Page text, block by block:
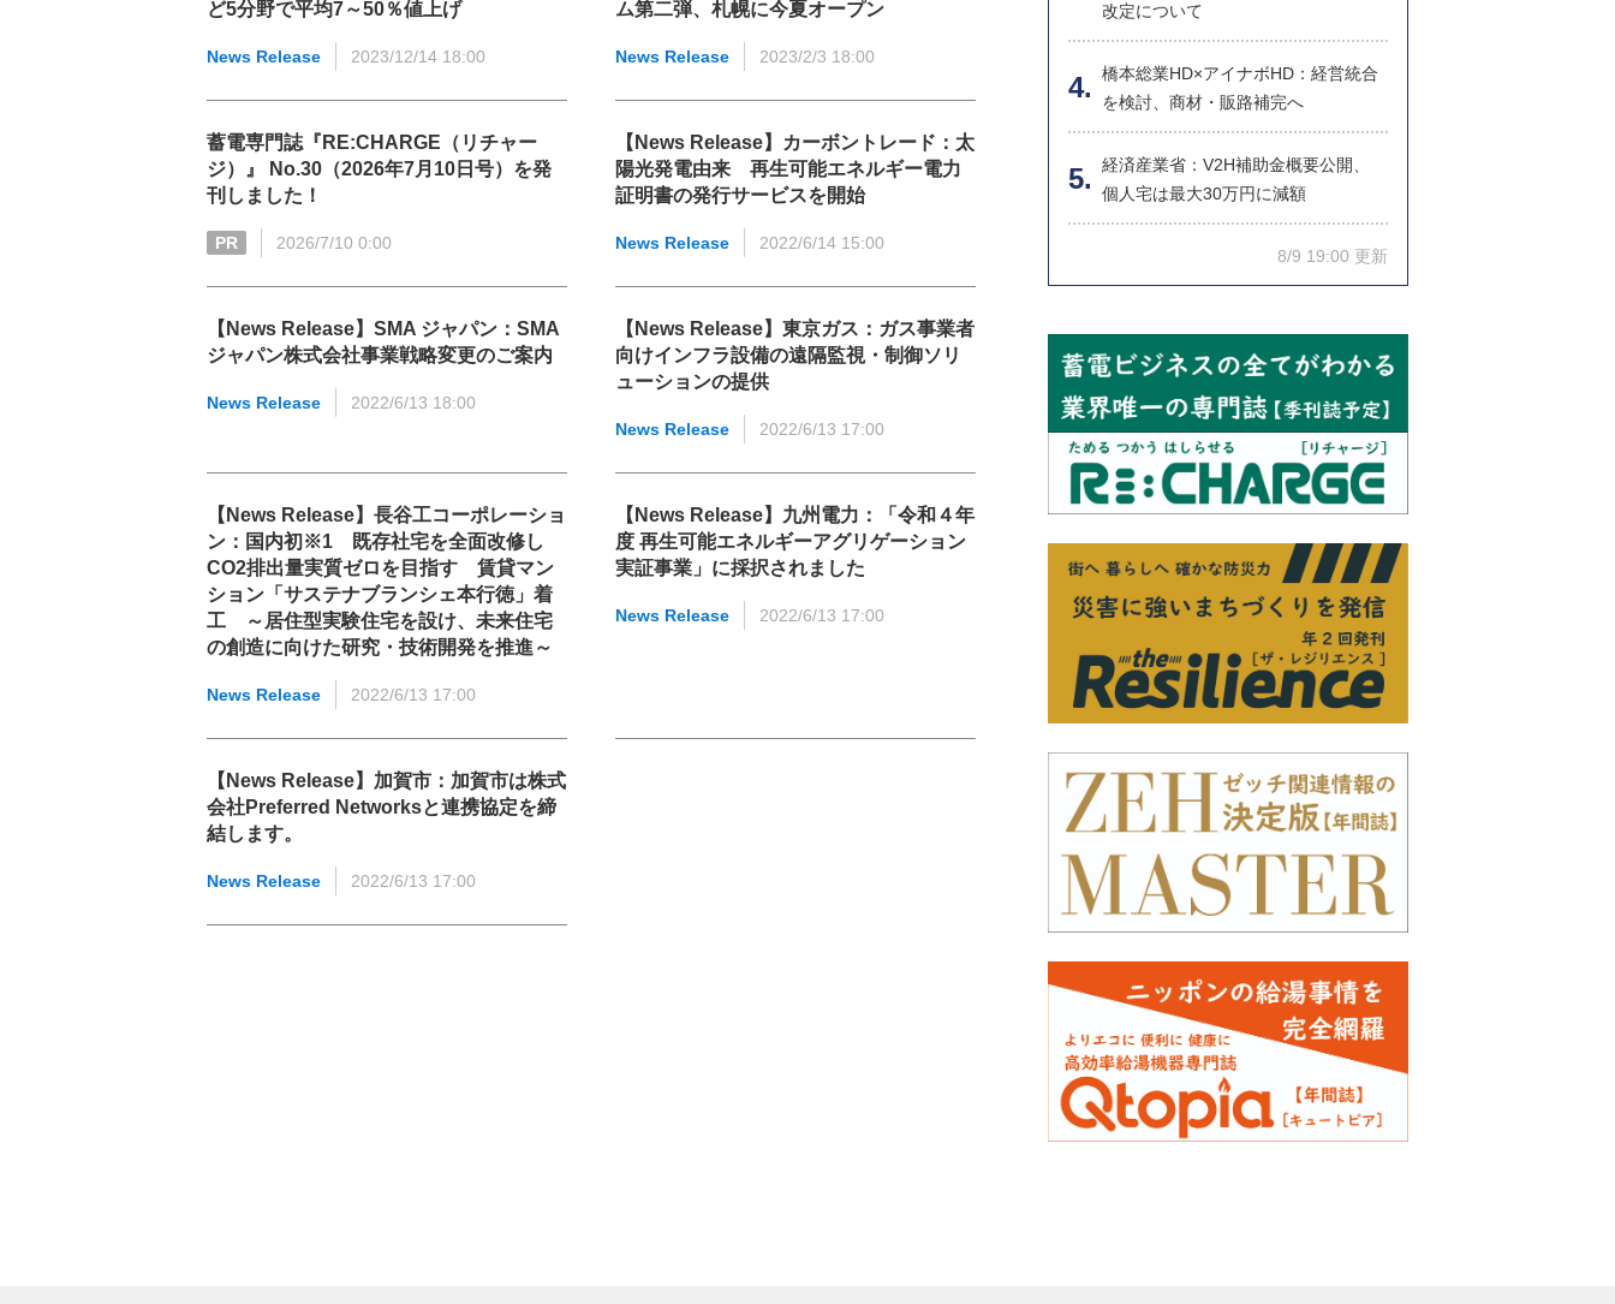
ど5分野で平均7～50％値上げ
News Release 2023/12/14 18:00
ム第二弾、札幌に今夏オープン
News Release 2023/2/3 18:00
蓄電専門誌『RE:CHARGE（リチャー
ジ）』 No.30（2026年7月10日号）を発
刊しました！
PR 2026/7/10 0:00
【News Release】カーボントレード：太
陽光発電由来 再生可能エネルギー電力
証明書の発行サービスを開始
News Release 2022/6/14 15:00
【News Release】SMA ジャパン：SMA
ジャパン株式会社事業戦略変更のご案内
News Release 2022/6/13 18:00
【News Release】東京ガス：ガス事業者
向けインフラ設備の遠隔監視・制御ソリ
ューションの提供
News Release 2022/6/13 17:00
【News Release】長谷工コーポレーショ
ン：国内初※1 既存社宅を全面改修し
CO2排出量実質ゼロを目指す 賃貸マン
ション「サステナブランシェ本行徳」着
工 ～居住型実験住宅を設け、未来住宅
の創造に向けた研究・技術開発を推進～
News Release 2022/6/13 17:00
【News Release】九州電力：「令和４年
度 再生可能エネルギーアグリゲーション
実証事業」に採択されました
News Release 2022/6/13 17:00
【News Release】加賀市：加賀市は株式
会社Preferred Networksと連携協定を締
結します。
News Release 2022/6/13 17:00
改定について
橋本総業HD×アイナボHD：経営統合
を検討、商材・販路補完へ
経済産業省：V2H補助金概要公開、
個人宅は最大30万円に減額
8/9 19:00 更新